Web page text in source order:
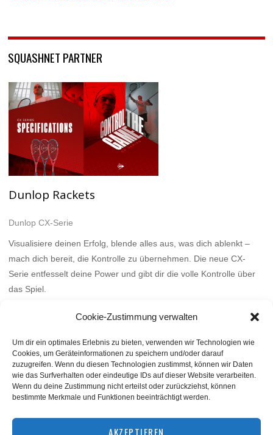
Cookie-Zustimmung verwalten
Um dir ein optimales Erlebnis zu bieten, verwenden wir Technologien wie
Cookies, um Geräteinformationen zu speichern und/oder darauf
zuzugreifen. Wenn du diesen Technologien zustimmst, können wir Daten
wie das Surfverhalten oder eindeutige IDs auf dieser Website verarbeiten.
Wenn du deine Zustimmung nicht erteilst oder zurückziehst, können
bestimmte Merkmale und Funktionen beeinträchtigt werden.
AKZEPTIEREN
SQUASHNET PARTNER
Dunlop Rackets
Dunlop CX-Serie
Visualisiere deinen Erfolg, blende alles aus, was dich ablenkt –
mach dich bereit, die Kontrolle zu übernehmen. Die neue CX-
Serie entfesselt deine Power und gibt dir die volle Kontrolle über
das Spiel.
BACK TO TOP